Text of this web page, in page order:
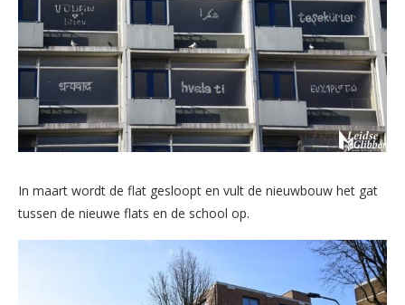
In maart wordt de flat gesloopt en vult de nieuwbouw het gat
tussen de nieuwe flats en de school op.